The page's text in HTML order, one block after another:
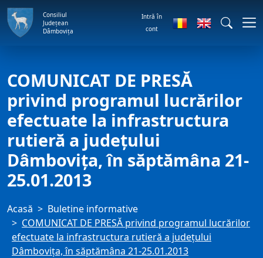
Consiliul
Județean
Dâmbovița
Intră în
cont
COMUNICAT DE PRESĂ
privind programul lucrărilor
efectuate la infrastructura
rutieră a judeţului
Dâmboviţa, în săptămâna 21-
25.01.2013
Acasă
Buletine informative
COMUNICAT DE PRESĂ privind programul lucrărilor
efectuate la infrastructura rutieră a judeţului
Dâmboviţa, în săptămâna 21-25.01.2013